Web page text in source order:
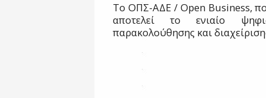
Το ΟΠΣ-ΑΔΕ / Open Business,
αποτελεί το ενιαίο
παρακολούθησης και